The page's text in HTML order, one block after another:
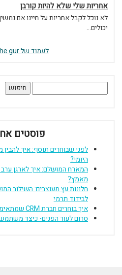
אחריות שלי שלא להיות קורבן
לא נוכל לקבל אחריות על חיינו אם
יכולים...
לעמוד של menashe gur -
פוסטים
לפני שבוחרים תוסף: איך
היומי?
המארח המושלם: איך לארגן
מאמץ?
חלונות עץ מעוצבים: השילוב
לבידוד תרמי
איך בוחרים חברת CRM שמתאימה לעסק?
סרום לעור הפנים- כיצד